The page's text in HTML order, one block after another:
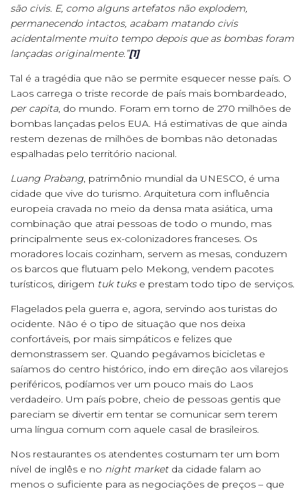
são civis. E, como alguns artefatos não explodem,
permanecendo intactos, acabam matando civis
acidentalmente muito tempo depois que as bombas foram
lançadas originalmente.”[1]
Tal é a tragédia que não se permite esquecer nesse país. O
Laos carrega o triste recorde de país mais bombardeado,
per capita , do mundo. Foram em torno de 270 milhões de
bombas lançadas pelos EUA. Há estimativas de que ainda
restem dezenas de milhões de bombas não detonadas
espalhadas pelo território nacional.
Luang Prabang , patrimônio mundial da UNESCO, é uma
cidade que vive do turismo. Arquitetura com influência
europeia cravada no meio da densa mata asiática, uma
combinação que atrai pessoas de todo o mundo, mas
principalmente seus ex-colonizadores franceses. Os
moradores locais cozinham, servem as mesas, conduzem
os barcos que flutuam pelo Mekong, vendem pacotes
turísticos, dirigem tuk tukse prestam todo tipo de serviços.
Flagelados pela guerra e, agora, servindo aos turistas do
ocidente. Não é o tipo de situação que nos deixa
confortáveis, por mais simpáticos e felizes que
demonstrassem ser. Quando pegávamos bicicletas e
saíamos do centro histórico, indo em direção aos vilarejos
periféricos, podíamos ver um pouco mais do Laos
verdadeiro. Um país pobre, cheio de pessoas gentis que
pareciam se divertir em tentar se comunicar sem terem
uma língua comum com aquele casal de brasileiros.
Nos restaurantes os atendentes costumam ter um bom
nível de inglês e no night market da cidade falam ao
menos o suficiente para as negociações de preços – que